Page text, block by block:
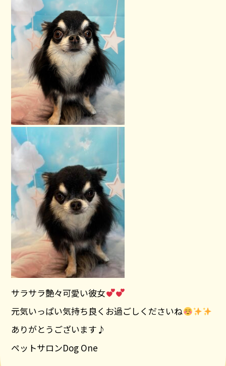
サラサラ艶々可愛い彼女
元気いっぱい気持ち良くお過ごしくださいね
ありがとうございます♪
ペットサロンDog One